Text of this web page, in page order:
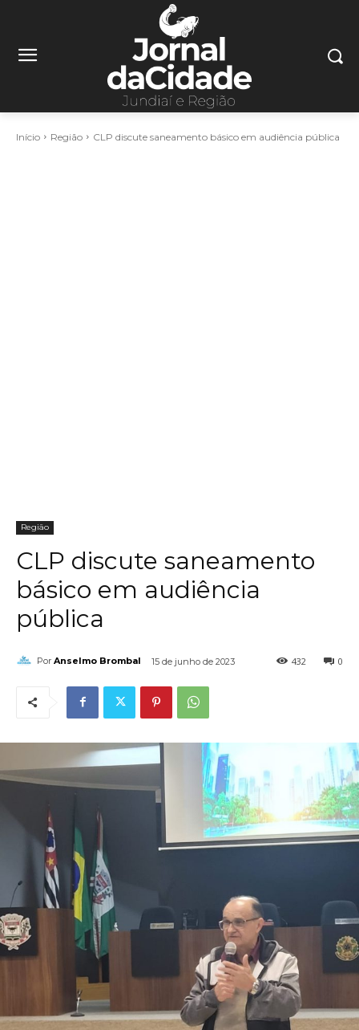
Início Região CLP discute saneamento básico em audiência pública
Região
CLP discute saneamento
básico em audiência
pública
Por Anselmo Brombal 15 de junho de 2023 0
432